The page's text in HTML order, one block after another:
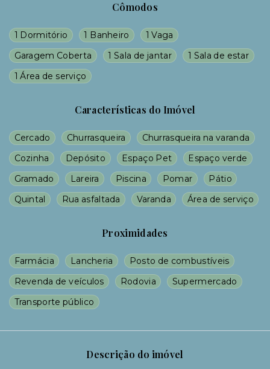
Cômodos
1 Dormitório 1 Banheiro
1 Vaga
Garagem Coberta
1 Sala de jantar
1 Sala de estar
1 Área de serviço
Características do Imóvel
Cercado Churrasqueira
Churrasqueira na varanda
Cozinha
Depósito Espaço Pet
Espaço verde
Gramado
Lareira Piscina Pomar
Pátio
Quintal
Rua asfaltada Varanda Área de serviço
Proximidades
Farmácia Lancheria
Posto de combustíveis
Revenda de veículos
Rodovia
Supermercado
Transporte público
Descrição do imóvel